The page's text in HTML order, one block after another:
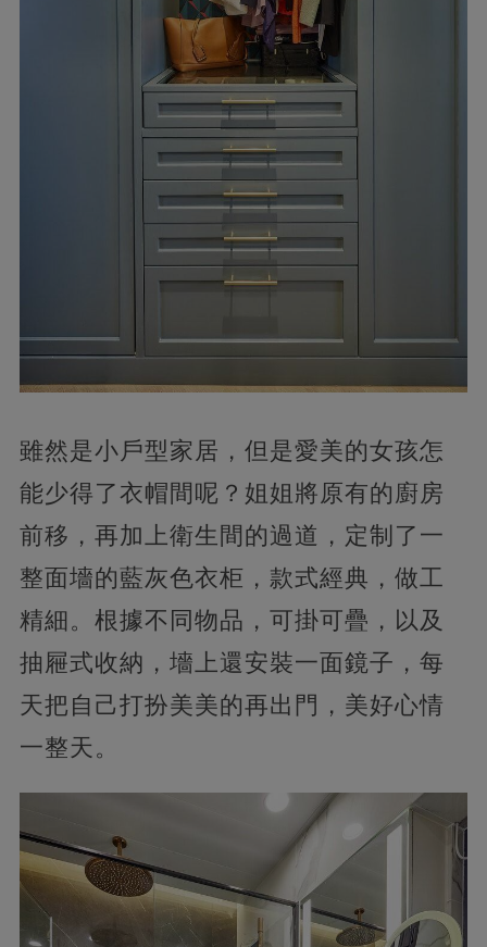
雖然是小戶型家居，但是愛美的女孩怎
能少得了衣帽間呢？姐姐將原有的廚房
前移，再加上衛生間的過道，定制了一
整面墻的藍灰色衣柜，款式經典，做工
精細。根據不同物品，可掛可疊，以及
抽屜式收納，墻上還安裝一面鏡子，每
天把自己打扮美美的再出門，美好心情
一整天。